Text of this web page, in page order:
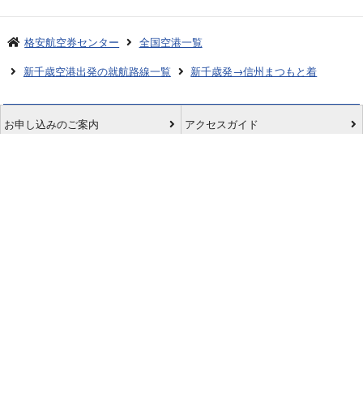
格安航空券センター
全国空港一覧
新千歳空港出発の就航路線一覧
新千歳発→信州まつもと着
お申し込みのご案内 アクセスガイド